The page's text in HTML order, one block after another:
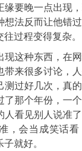
缘要晚一点出现
想法反而让他错
过程变得复杂。
现这种东西，在
带来很多讨论，
测过好几次，真
了那个年份，一
看见别人说准
，会当成笑话
就好。